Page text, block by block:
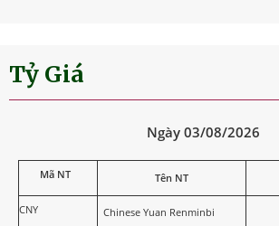
Tỷ Giá
Ngày 03/08/2026
Mã NT Tên NT
CNY Chinese Yuan Renminbi